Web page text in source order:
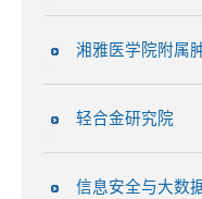
湘雅医学院附属
轻合金研究院
信息安全与大数